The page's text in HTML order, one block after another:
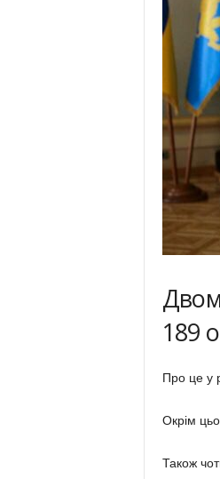
189
Про це у
Окрім
Також